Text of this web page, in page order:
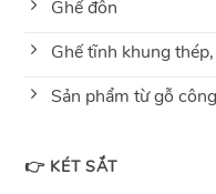
Ghế đôn
Ghế tĩnh khung
Sản phẩm từ gỗ
👉 KÉT SẮT